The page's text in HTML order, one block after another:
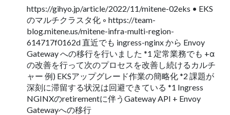
https://gihyo.jp/article/2022/11/mitene-02eks • EKS
のマルチクラスタ化 ◦ https://team-
blog.mitene.us/mitene-infra-multi-region-
614717f0162d 直近でも ingress-nginx から Envoy
Gateway への移行を行いました *1 定常業務でも +α
の改善を行って次のプロセスを改善し続けるカルチ
ャー 例) EKSアップグレード作業の簡略化 *2 課題が
深刻に滞留する状況は回避できている *1 Ingress
NGINXのretirementに伴うGateway API + Envoy
Gatewayへの移⾏